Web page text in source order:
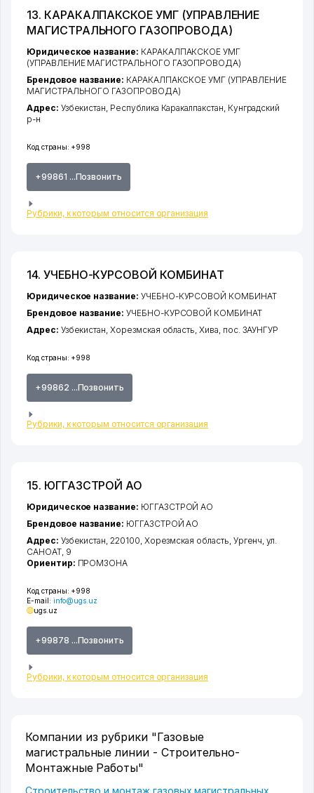
13. КАРАКАЛПАКСКОЕ УМГ (УПРАВЛЕНИЕ
МАГИСТРАЛЬНОГО ГАЗОПРОВОДА)
Код страны: +998
+99861 ...Позвонить
Рубрики, к которым относится организация
Юридическое название: КАРАКАЛПАКСКОЕ УМГ
(УПРАВЛЕНИЕ МАГИСТРАЛЬНОГО ГАЗОПРОВОДА)
Брендовое название: КАРАКАЛПАКСКОЕ УМГ (УПРАВЛЕНИЕ
МАГИСТРАЛЬНОГО ГАЗОПРОВОДА)
Адрес: Узбекистан, Республика Каракалпакстан Кунградский
р-н
14. УЧЕБНО-КУРСОВОЙ КОМБИНАТ
Код страны: +998
+99862 ...Позвонить
Рубрики, к которым относится организация
Юридическое название: УЧЕБНО-КУРСОВОЙ КОМБИНАТ
Брендовое название: УЧЕБНО-КУРСОВОЙ КОМБИНАТ
Адрес: Узбекистан,Хорезмская область ,Хива пос. ЗАУНГУР
15. ЮГГАЗСТРОЙ АО
Код страны: +998
E-mail: info@ugs.uz
ugs.uz
+99878 ...Позвонить
Рубрики, к которым относится организация
Юридическое название: ЮГГАЗСТРОЙ АО
Брендовое название: ЮГГАЗСТРОЙ АО
Адрес: Узбекистан, 220100, Хорезмская область, Ургенч,ул.
САНОАТ, 9
Ориентир: ПРОМЗОНА
Компании из рубрики "Газовые
магистральные линии - Строительно-
Монтажные Работы"